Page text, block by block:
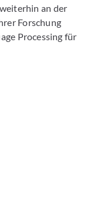
an der
Forschung
Processing für